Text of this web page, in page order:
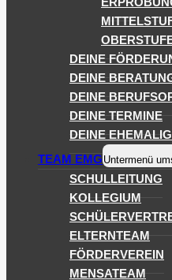
DEINE
DEINE
DEINE
DEINE TERMINE
DEINE
TEAM EMG Untermenü
SCHULLEITUNG
KOLLEGIUM
ELTERNTEAM
FÖRDERVEREIN
MENSATEAM